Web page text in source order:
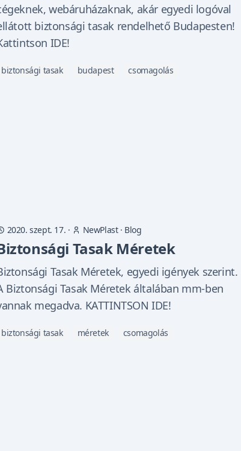
webáruházaknak, akár egyedi logóval
biztonsági tasak rendelhető Budapesten!
IDE!
biztonsági tasak budapest csomagolás
2020. szept. 17. · NewPlast· Blog
Tasak Méretek
Tasak Méretek, egyedi igények szerint.
Biztonsági Tasak Méretek általában mm-ben
megadva. KATTINTSON IDE!
biztonsági tasak méretek csomagolás